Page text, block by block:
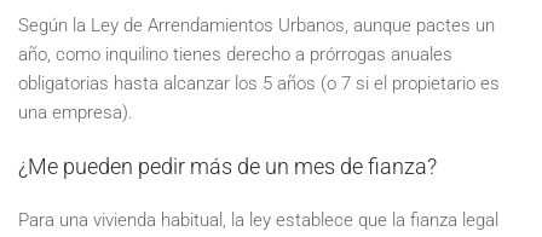
Según la Ley de Arrendamientos Urbanos, aunque pactes un
año, como inquilino tienes derecho a prórrogas anuales
obligatorias hasta alcanzar los 5 años (o 7 si el propietario es
una empresa).
¿Me pueden pedir más de un mes de fianza?
Para una vivienda habitual, la ley establece que la fianza legal